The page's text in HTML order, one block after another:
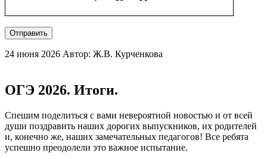
Отправить
24 июня 2026 Автор: Ж.В. Курченкова
ОГЭ 2026. Итоги.
Спешим поделиться с вами невероятной новостью и от всей
души поздравить наших дорогих выпускников, их родителей
и, конечно же, наших замечательных педагогов! Все ребята
успешно преодолели это важное испытание.